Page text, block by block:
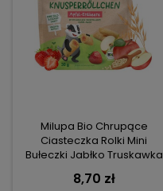
Milupa Bio Chrupące
Ciasteczka Rolki Mini
Bułeczki Jabłko Truskawka
8,70 zł